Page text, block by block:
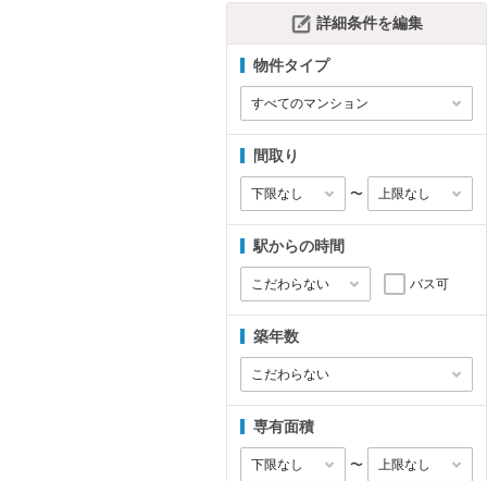
詳細条件を編集
物件タイプ
間取り
〜
駅からの時間
バス可
築年数
専有面積
〜